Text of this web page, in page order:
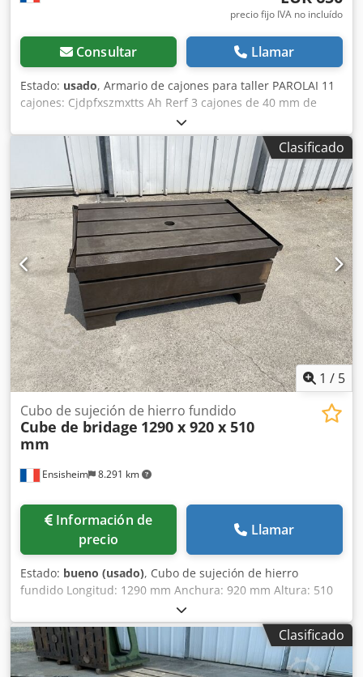
precio fijo IVA no incluído
Consultar Llamar
Estado: usado, Armario de cajones para taller PAROLAI 11
cajones: Cjdpfxszmxtts Ah Rerf 3 cajones de 40 mm de
altura 6 cajones de 60 mm de altura 1 cajón de 150 mm de
altura 1 cajón de 90 mm de altura Dimensiones (L x An x
Al): 910 x 720 x 1110 mm Peso: aprox. 150 kg
Clasificado
1 / 5
Ensisheim 8.291 km
Cubo de sujeción de hierro fundido
Cube de bridage 1290 x 920 x 510
mm
Información de
precio
Llamar
Estado: bueno (usado), Cubo de sujeción de hierro
fundido Longitud: 1290 mm Anchura: 920 mm Altura: 510
mm Dimensiones de las ranuras en T: 42 x 25 mm 2 caras
con ranuras Peso: aproximadamente 1 tonelada Cedpfx
Aozmw Tleh Rsrf
Clasificado